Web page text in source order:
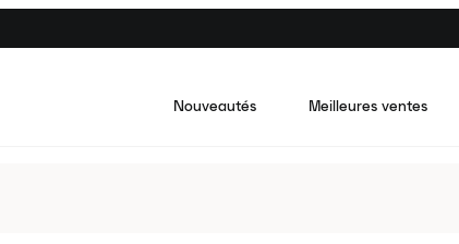
Nouveautés Meilleures ventes